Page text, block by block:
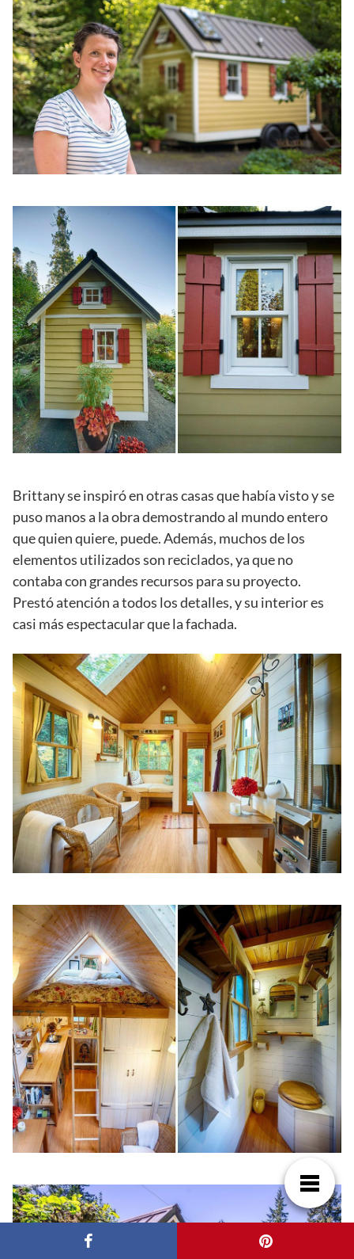
Brittany se inspiró en otras casas que había visto y se
puso manos a la obra demostrando al mundo entero
que quien quiere, puede. Además, muchos de los
elementos utilizados son reciclados, ya que no
contaba con grandes recursos para su proyecto.
Prestó atención a todos los detalles, y su interior es
casi más espectacular que la fachada.